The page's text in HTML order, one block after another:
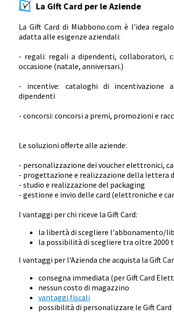
La Gift Card per le Aziende
La Gift Card di Miabbono.com è l'idea
adatta alle esigenze aziendali:
- regali: regali a dipendenti, collaboratori,
occasione (natale, anniversari.)
- incentive: cataloghi di incentivazione
dipendenti
- concorsi: concorsi a premi, promozioni e
Le soluzioni offerte alle aziende:
- personalizzazione dei voucher elettronici,
- progettazione e realizzazione della lettera
- studio e realizzazione del packaging
- gestione e invio delle card (elettroniche e
I vantaggi per chi riceve la Gift Card:
la libertà di scegliere l'abbonamento/
la possibilità di scegliere tra oltre
I vantaggi per l'Azienda che acquista la Gift
consegna immediata (per Gift Card
nessun costo di magazzino
vantaggi fiscali
possibilità di personalizzare le Gift Card